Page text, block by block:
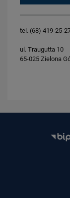
tel. (68) 419-25-
ul. Traugutta 10
65-025 Zielona